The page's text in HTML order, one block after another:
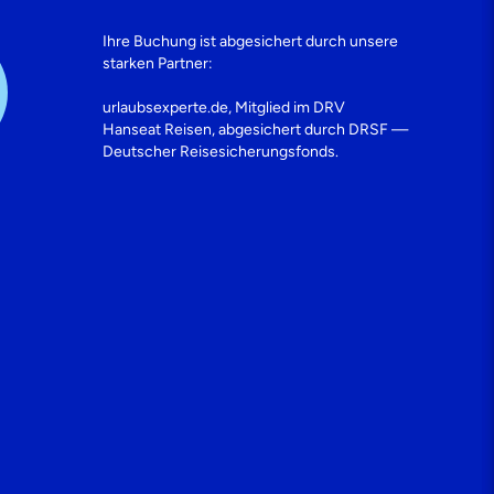
Ihre Buchung ist abgesichert durch unsere
starken Partner:
urlaubsexperte.de, Mitglied im DRV
Hanseat Reisen, abgesichert durch DRSF —
Deutscher Reisesicherungsfonds.